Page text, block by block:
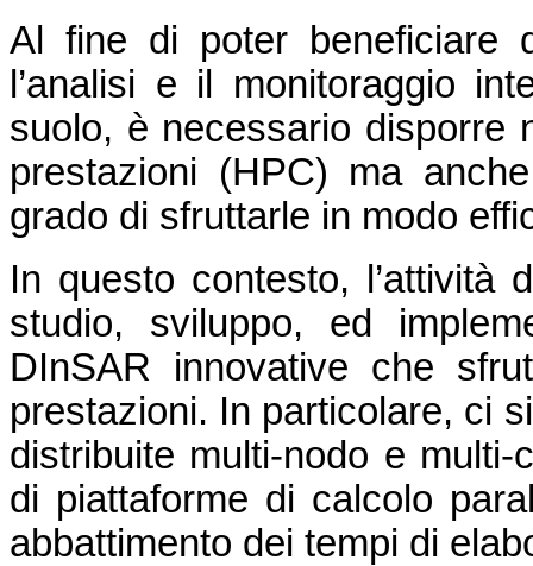
Al fine di poter beneficiare
l’analisi e il monitoraggio
suolo, è necessario disporre
prestazioni (HPC) ma
grado di sfruttarle in modo
In questo contesto, l’attività
studio, sviluppo, ed
DInSAR innovative che
prestazioni. In particolare, ci
distribuite multi-nodo e
di piattaforme di calcolo
abbattimento dei tempi di